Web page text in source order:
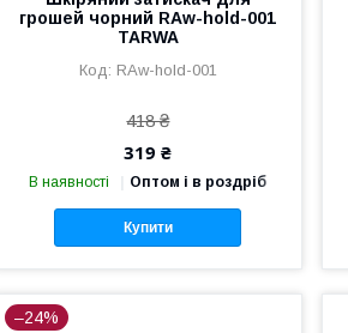
грошей чорний RAw-hold-001
TARWA
RAw-hold-001
418 ₴
319 ₴
В наявності Оптом і в роздріб
Купити
–24%